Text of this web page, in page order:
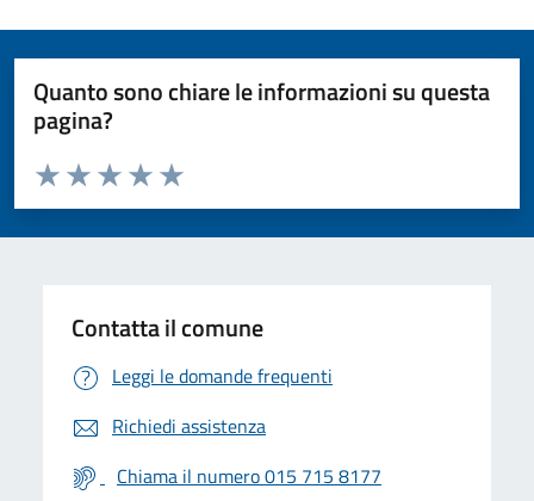
Quanto sono chiare le informazioni su questa
pagina?
Valuta da 1 a 5 stelle la pagina
Valuta 5 stelle su 5
Valuta 4 stelle su 5
Valuta 3 stelle su 5
Valuta 2 stelle su 5
Valuta 1 stelle su 5
Contatta il comune
Leggi le domande frequenti
Richiedi assistenza
Chiama il numero 015 715 8177